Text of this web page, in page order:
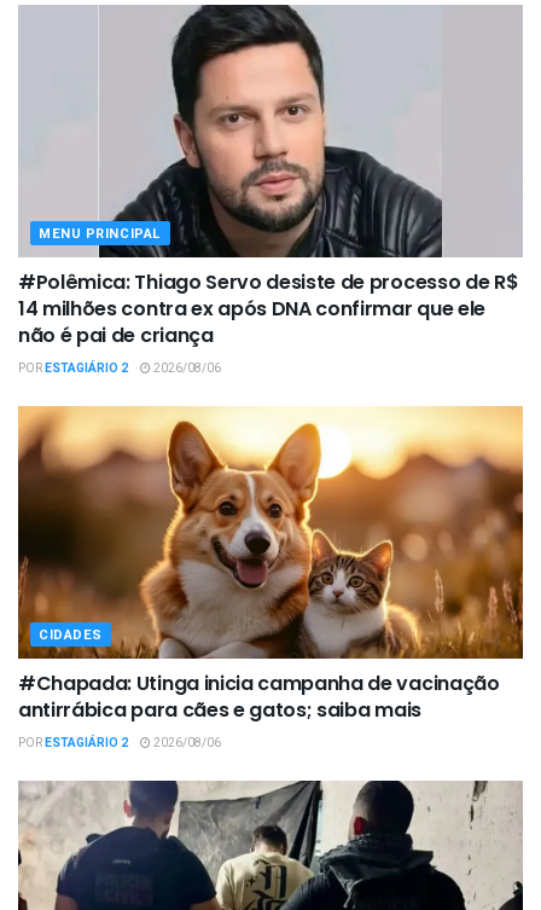
MENU PRINCIPAL
#Polêmica: Thiago Servo desiste de processo de R$
14 milhões contra ex após DNA confirmar que ele
não é pai de criança
PORESTAGIÁRIO 2 2026/08/06
CIDADES
#Chapada: Utinga inicia campanha de vacinação
antirrábica para cães e gatos; saiba mais
PORESTAGIÁRIO 2 2026/08/06